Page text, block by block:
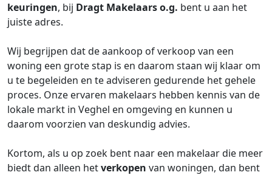
keuringen, bij Dragt Makelaars o.g. bent u aan het
juiste adres.
Wij begrijpen dat de aankoop of verkoop van een
woning een grote stap is en daarom staan wij klaar om
u te begeleiden en te adviseren gedurende het gehele
proces. Onze ervaren makelaars hebben kennis van de
lokale markt in Veghel en omgeving en kunnen u
daarom voorzien van deskundig advies.
Kortom, als u op zoek bent naar een makelaar die meer
biedt dan alleen hetverkopen van woningen, dan bent